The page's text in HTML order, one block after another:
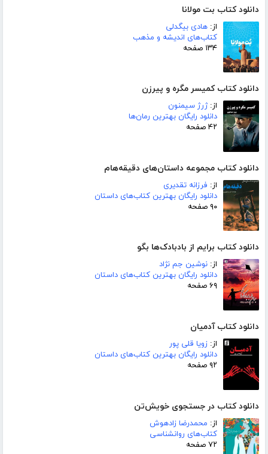
دانلود کتاب بت مولانا
از: هادی بیگدلی
کتاب‌های اندیشه و مذهب
۱۳۴ صفحه
دانلود کتاب کمیسر مگره و پیرزن
از:ژرژ سیمنون
دانلود رایگان بهترین رمان‌ها
۴۲ صفحه
دانلود کتاب مجموعه داستان‌های دقیقه‌هام
از: فرزانه تقدیری
دانلود رایگان بهترین کتاب‌های داستان
۹۰ صفحه
دانلود کتاب برایم از بادبادک‌ها بگو
از: نوشین جم نژاد
دانلود رایگان بهترین کتاب‌های داستان
۶۹ صفحه
دانلود کتاب آدمیان
از: زویا قلی پور
دانلود رایگان بهترین کتاب‌های داستان
۹۲ صفحه
دانلود کتاب در جستجوی خویش‌تن
از: محمدرضا زادهوش
کتاب‌های روانشناسی
۷۲ صفحه